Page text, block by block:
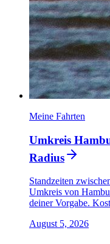
Meine Fahrten
Umkreis
Radius
Standzeiten
Umkreis von
deiner Vorgabe.
August 5, 2026